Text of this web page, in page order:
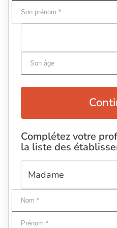
Complétez votre
la liste des